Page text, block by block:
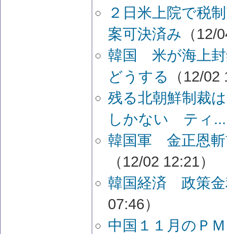
２日米上院で税
案可決済み （12/
韓国 米が海上
どうする
（12/
残る北朝鮮制裁
しかない ティ...
韓国軍 金正恩
（12/02 12:21）
韓国経済 政策金
07:46）
中国１１月のＰ